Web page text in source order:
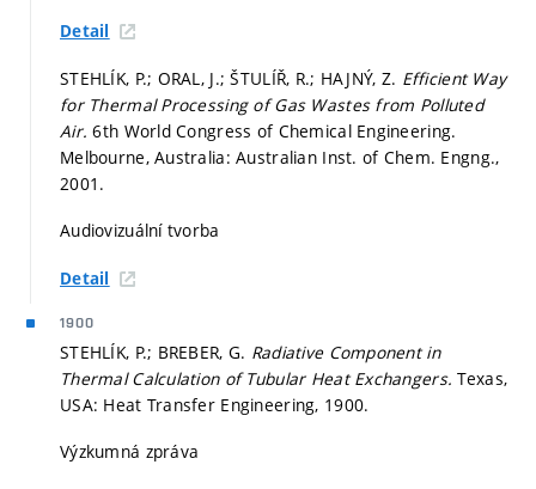
Detail
STEHLÍK, P.; ORAL, J.; ŠTULÍŘ, R.; HAJNÝ, Z. Efficient Way
for Thermal Processing of Gas Wastes from Polluted
Air.6th World Congress of Chemical Engineering.
Melbourne, Australia: Australian Inst. of Chem. Engng.,
2001.
Audiovizuální tvorba
Detail
1900
STEHLÍK, P.; BREBER, G. Radiative Component in
Thermal Calculation of Tubular Heat Exchangers.Texas,
USA: Heat Transfer Engineering, 1900.
Výzkumná zpráva